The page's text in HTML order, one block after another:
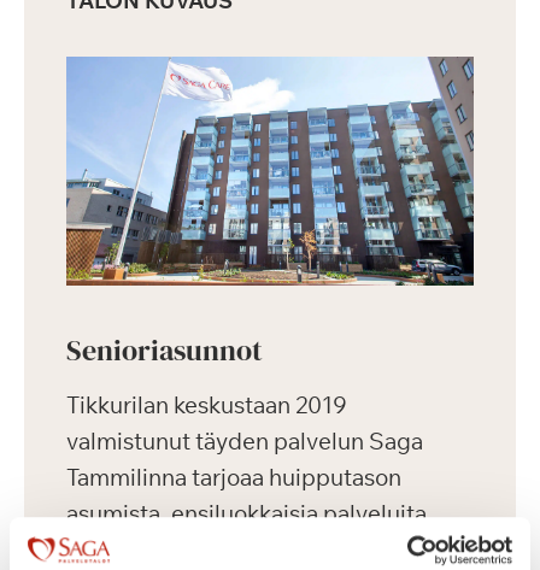
Senioriasunnot
Tikkurilan keskustaan 2019
valmistunut täyden palvelun Saga
Tammilinna tarjoaa huipputason
asumista, ensiluokkaisia palveluita
sekä aktiivista harrastus- ja